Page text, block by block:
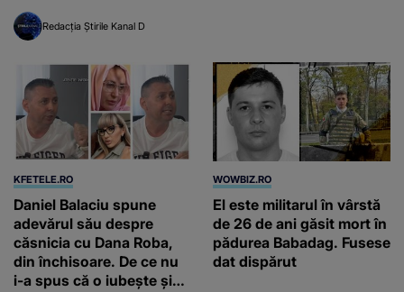
mesaj contrazice
versiunea poliției
Redacția Știrile Kanal D
KFETELE.RO
Daniel Balaciu spune
adevărul său despre
căsnicia cu Dana Roba,
din închisoare. De ce nu
i-a spus că o iubește și
WOWBIZ.RO
El este militarul în vârstă
de 26 de ani găsit mort în
pădurea Babadag. Fusese
dat dispărut